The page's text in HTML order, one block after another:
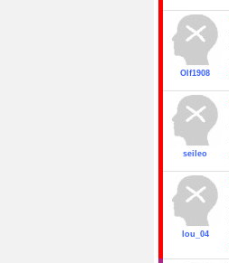
Olf1908
seileo
lou_04